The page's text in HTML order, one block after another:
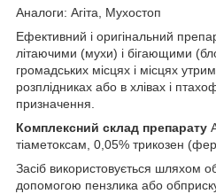
Аналоги: Агіта, Мухостоп
Ефективний і оригінальний
літаючими (мухи) і бігающими
громадських місцях і місцях
розплідниках або в хлівах і
призначення.
Комплексний склад препарату
тіаметоксам, 0,05% трикозен
Засіб використовується шляхом
допомогою пензлика або